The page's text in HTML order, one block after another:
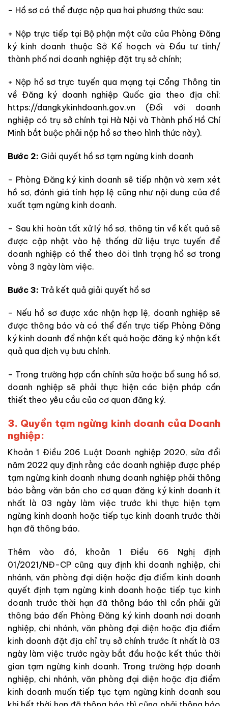
– Hồ sơ có thể được nộp qua hai phương thức sau:
+ Nộp trực tiếp tại Bộ phận một cửa của Phòng Đăng
ký kinh doanh thuộc Sở Kế hoạch và Đầu tư tỉnh/
thành phố nơi doanh nghiệp đặt trụ sở chính;
+ Nộp hồ sơ trực tuyến qua mạng tại Cổng Thông tin
về Đăng ký doanh nghiệp Quốc gia theo địa chỉ:
https://dangkykinhdoanh.gov.vn (Đối với doanh
nghiệp có trụ sở chính tại Hà Nội và Thành phố Hồ Chí
Minh bắt buộc phải nộp hồ sơ theo hình thức này).
Bước 2: Giải quyết hồ sơ tạm ngừng kinh doanh
– Phòng Đăng ký kinh doanh sẽ tiếp nhận và xem xét
hồ sơ, đánh giá tính hợp lệ cũng như nội dung của đề
xuất tạm ngừng kinh doanh.
– Sau khi hoàn tất xử lý hồ sơ, thông tin về kết quả sẽ
được cập nhật vào hệ thống dữ liệu trực tuyến để
doanh nghiệp có thể theo dõi tình trạng hồ sơ trong
vòng 3 ngày làm việc.
Bước 3: Trả kết quả giải quyết hồ sơ
– Nếu hồ sơ được xác nhận hợp lệ, doanh nghiệp sẽ
được thông báo và có thể đến trực tiếp Phòng Đăng
ký kinh doanh để nhận kết quả hoặc đăng ký nhận kết
quả qua dịch vụ bưu chính.
– Trong trường hợp cần chỉnh sửa hoặc bổ sung hồ sơ,
doanh nghiệp sẽ phải thực hiện các biện pháp cần
thiết theo yêu cầu của cơ quan đăng ký.
3. Quyền tạm ngừng kinh doanh của Doanh
nghiệp:
Khoản 1 Điều 206 Luật Doanh nghiệp 2020, sửa đổi
năm 2022 quy định rằng các doanh nghiệp được phép
tạm ngừng kinh doanh nhưng doanh nghiệp phải thông
báo bằng văn bản cho cơ quan đăng ký kinh doanh ít
nhất là 03 ngày làm việc trước khi thực hiện tạm
ngừng kinh doanh hoặc tiếp tục kinh doanh trước thời
hạn đã thông báo.
Thêm vào đó, khoản 1 Điều 66 Nghị định
01/2021/NĐ-CP cũng quy định khi doanh nghiệp, chi
nhánh, văn phòng đại diện hoặc địa điểm kinh doanh
quyết định tạm ngừng kinh doanh hoặc tiếp tục kinh
doanh trước thời hạn đã thông báo thì cần phải gửi
thông báo đến Phòng Đăng ký kinh doanh nơi doanh
nghiệp, chi nhánh, văn phòng đại diện hoặc địa điểm
kinh doanh đặt địa chỉ trụ sở chính trước ít nhất là 03
ngày làm việc trước ngày bắt đầu hoặc kết thúc thời
gian tạm ngừng kinh doanh. Trong trường hợp doanh
nghiệp, chi nhánh, văn phòng đại diện hoặc địa điểm
kinh doanh muốn tiếp tục tạm ngừng kinh doanh sau